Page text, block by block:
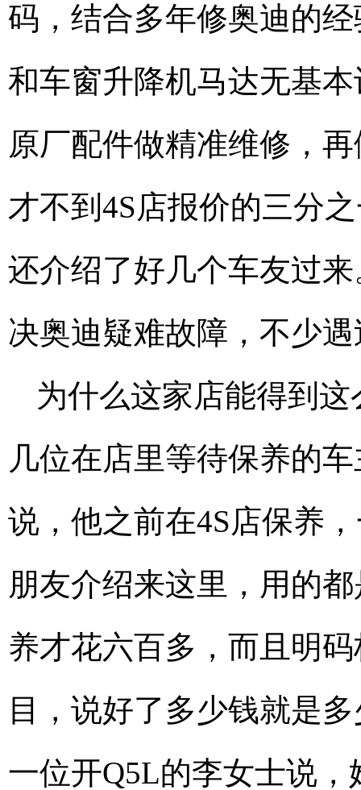
码，结合多年修奥迪的
和车窗升降机马达无基
原厂配件做精准维修，
才不到4S店报价的三分
还介绍了好几个车友过
决奥迪疑难故障，不少
为什么这家店能得到
几位在店里等待保养的
说，他之前在4S店保养
朋友介绍来这里，用的
养才花六百多，而且明
目，说好了多少钱就是
一位开Q5L的李女士说